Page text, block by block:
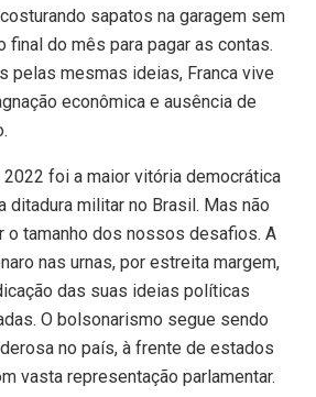
sapatos na garagem sem
final do mês para pagar as contas.
pelas mesmas ideias, Franca vive
econômica e ausência de
foi a maior vitória democrática
ditadura militar no Brasil. Mas não
o tamanho dos nossos desafios. A
nas urnas, por estreita margem,
das suas ideias políticas
O bolsonarismo segue sendo
no país, à frente de estados
vasta representação parlamentar.